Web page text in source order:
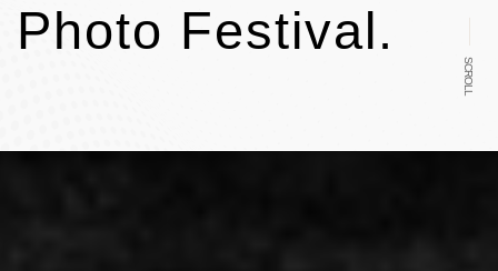
Photo Festival.
SCROLL